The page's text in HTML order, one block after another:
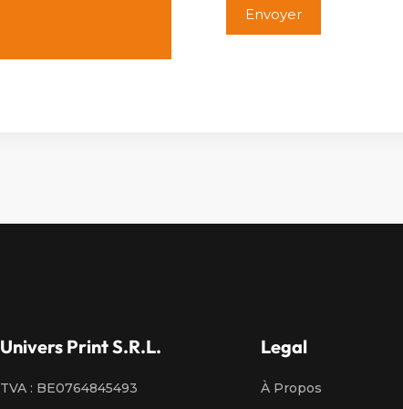
Univers Print S.R.L.
TVA : BE0764845493
Legal
À Propos